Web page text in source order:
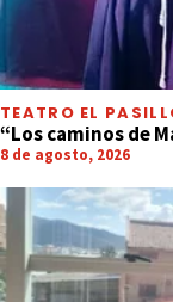
TEATRO EL
“Los caminos de
8 de agosto, 2026